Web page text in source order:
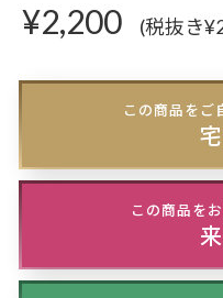
¥2,200 (税抜き
この商品をご
この商品を